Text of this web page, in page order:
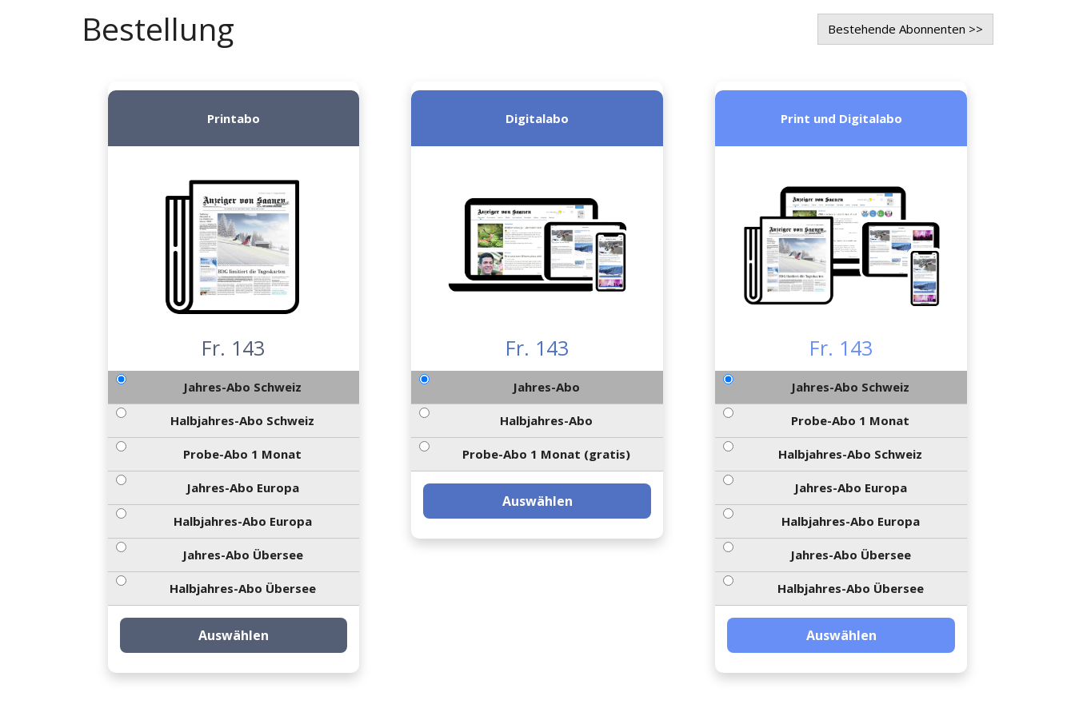
Bestellung Bestehende Abonnenten >>
Printabo
Fr. 143
Jahres-Abo Schweiz
Halbjahres-Abo Schweiz
Probe-Abo 1 Monat
Jahres-Abo Europa
Halbjahres-Abo Europa
Jahres-Abo Übersee
Halbjahres-Abo Übersee
Auswählen
Digitalabo
Fr. 143
Jahres-Abo
Halbjahres-Abo
Probe-Abo 1 Monat (gratis)
Auswählen
Print und Digitalabo
Fr. 143
Jahres-Abo Schweiz
Probe-Abo 1 Monat
Halbjahres-Abo Schweiz
Jahres-Abo Europa
Halbjahres-Abo Europa
Jahres-Abo Übersee
Halbjahres-Abo Übersee
Auswählen